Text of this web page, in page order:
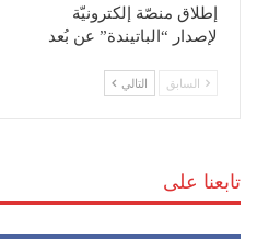
إطلاق منصّة إلكترونيّة
لإصدار “الباتيندة” عن بُعد
السابق التالي
تابعنا على